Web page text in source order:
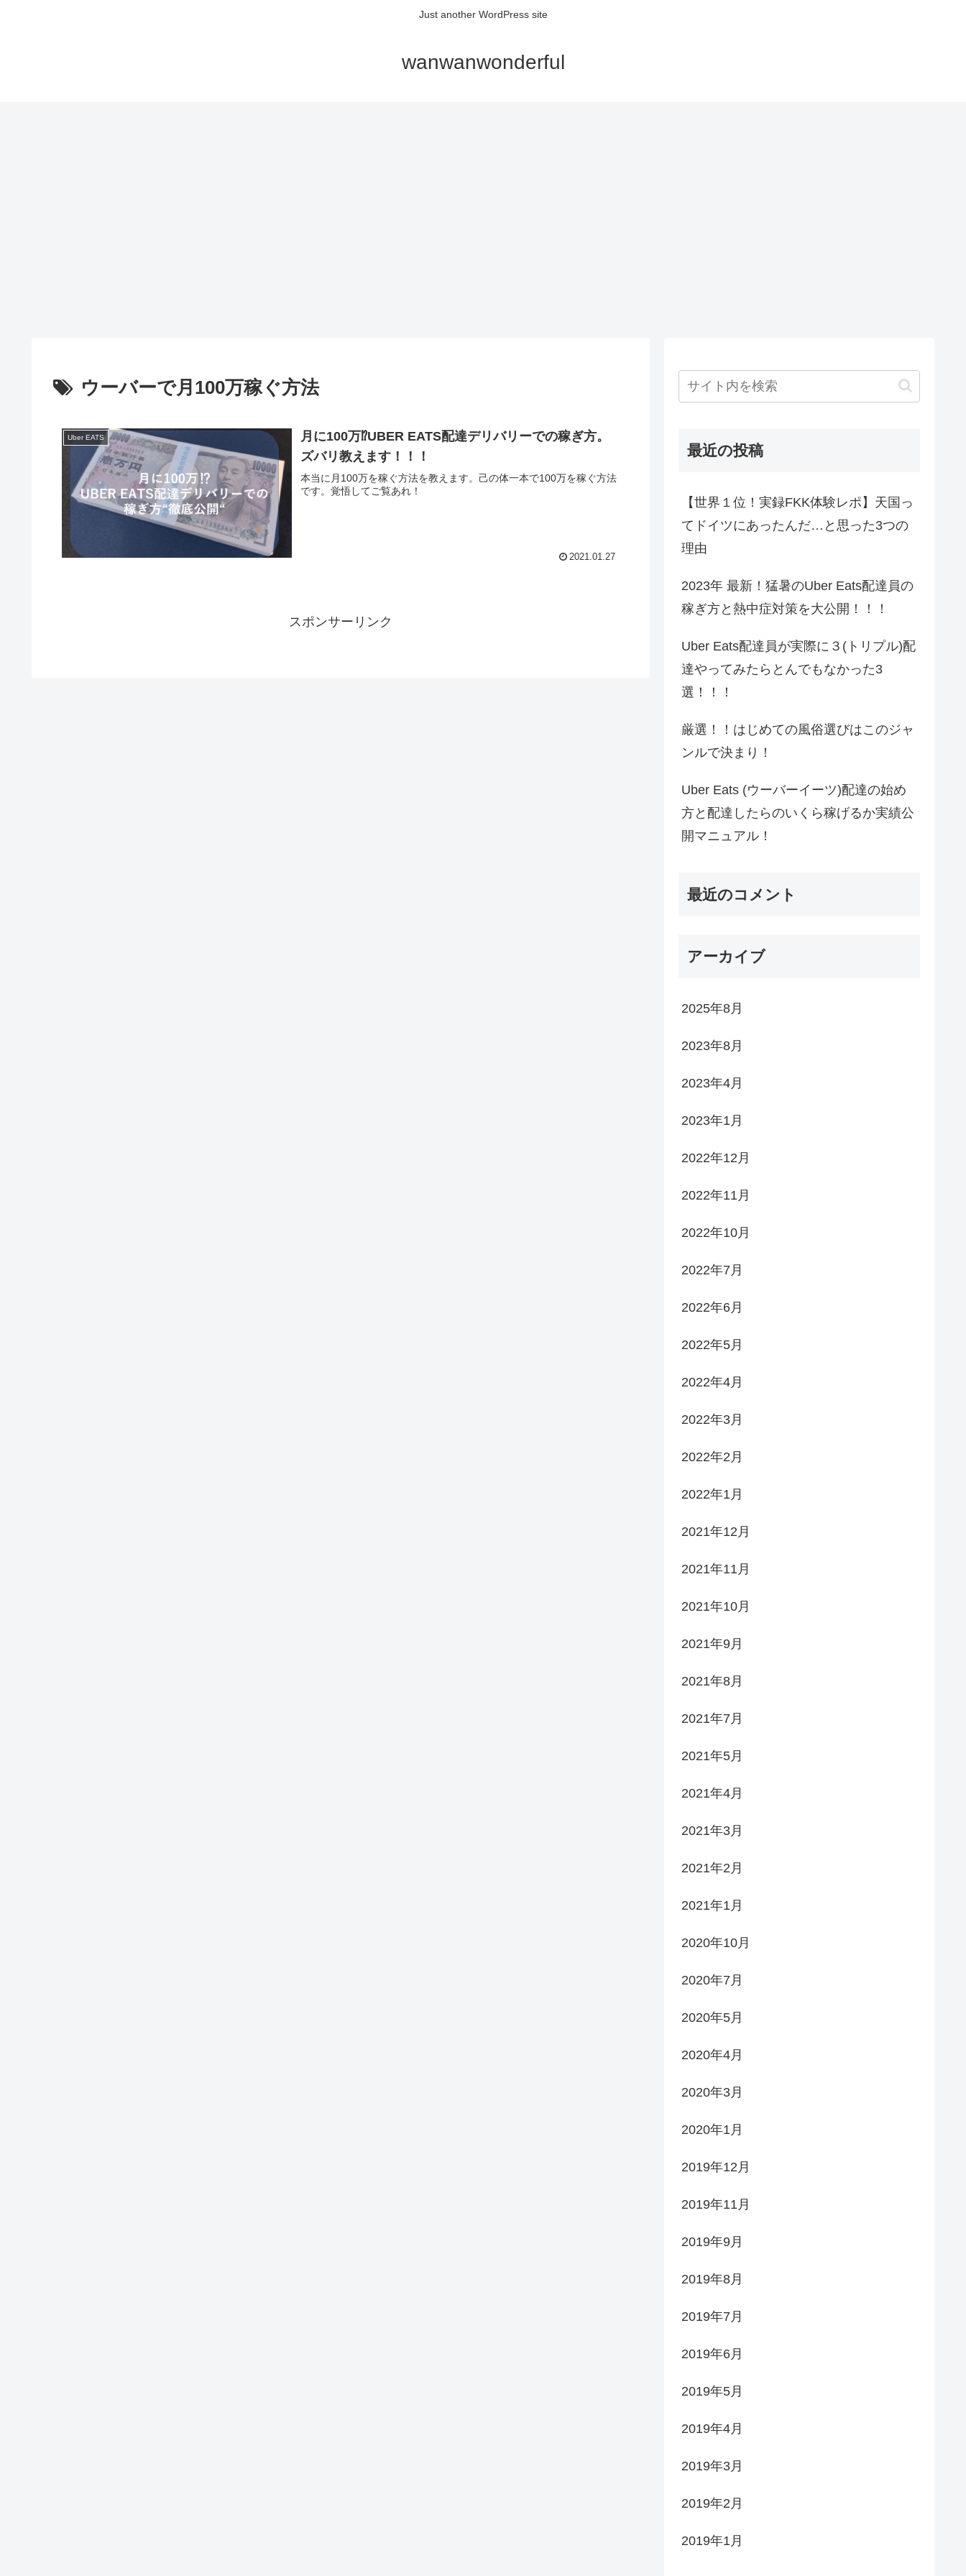
Just another WordPress site
wanwanwonderful
ウーバーで月100万稼ぐ方法
Uber EATS
月に100万⁉UBER EATS配達デリバリーでの稼ぎ方。
ズバリ教えます！！！
本当に月100万を稼ぐ方法を教えます。己の体一本で100万を稼ぐ方法
です。覚悟してご覧あれ！
2021.01.27
スポンサーリンク
最近の投稿
【世界１位！実録FKK体験レポ】天国っ
てドイツにあったんだ…と思った3つの
理由
2023年 最新！猛暑のUber Eats配達員の
稼ぎ方と熱中症対策を大公開！！！
Uber Eats配達員が実際に３(トリプル)配
達やってみたらとんでもなかった3
選！！！
厳選！！はじめての風俗選びはこのジャ
ンルで決まり！
Uber Eats (ウーバーイーツ)配達の始め
方と配達したらのいくら稼げるか実績公
開マニュアル！
最近のコメント
アーカイブ
2025年8月
2023年8月
2023年4月
2023年1月
2022年12月
2022年11月
2022年10月
2022年7月
2022年6月
2022年5月
2022年4月
2022年3月
2022年2月
2022年1月
2021年12月
2021年11月
2021年10月
2021年9月
2021年8月
2021年7月
2021年5月
2021年4月
2021年3月
2021年2月
2021年1月
2020年10月
2020年7月
2020年5月
2020年4月
2020年3月
2020年1月
2019年12月
2019年11月
2019年9月
2019年8月
2019年7月
2019年6月
2019年5月
2019年4月
2019年3月
2019年2月
2019年1月